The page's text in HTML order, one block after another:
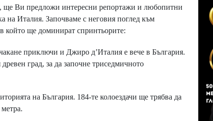
ще Ви предложи интересни репортажи и любопитни
на Италия. Започваме с неговия поглед към
който ще доминират спринтьорите:
приключи и Джиро д’Италия е вече в България.
град, за да започне триседмичното
на България. 184-те колоездачи ще трябва да